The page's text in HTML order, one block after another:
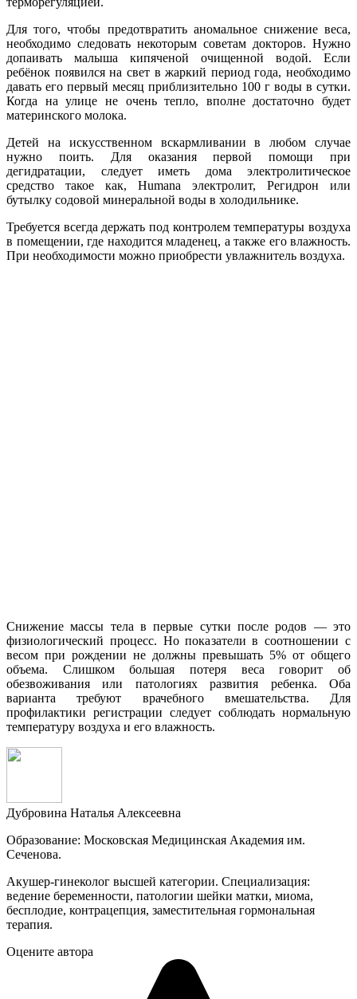
Для того, чтобы предотвратить аномальное снижение веса,
необходимо следовать некоторым советам докторов. Нужно
допаивать малыша кипяченой очищенной водой. Если
ребёнок появился на свет в жаркий период года, необходимо
давать его первый месяц приблизительно 100 г воды в сутки.
Когда на улице не очень тепло, вполне достаточно будет
материнского молока.
Детей на искусственном вскармливании в любом случае
нужно поить. Для оказания первой помощи при
дегидратации, следует иметь дома электролитическое
средство такое как, Humana электролит, Регидрон или
бутылку содовой минеральной воды в холодильнике.
Требуется всегда держать под контролем температуры воздуха
в помещении, где находится младенец, а также его влажность.
При необходимости можно приобрести увлажнитель воздуха.
Снижение массы тела в первые сутки после родов — это
физиологический процесс. Но показатели в соотношении с
весом при рождении не должны превышать 5% от общего
объема. Слишком большая потеря веса говорит об
обезвоживания или патологиях развития ребенка. Оба
варианта требуют врачебного вмешательства. Для
профилактики регистрации следует соблюдать нормальную
температуру воздуха и его влажность.
Дубровина Наталья Алексеевна
Образование: Московская Медицинская Академия им.
Сеченова.
Акушер-гинеколог высшей категории. Специализация:
ведение беременности, патологии шейки матки, миома,
бесплодие, контрацепция, заместительная гормональная
терапия.
Оцените автора